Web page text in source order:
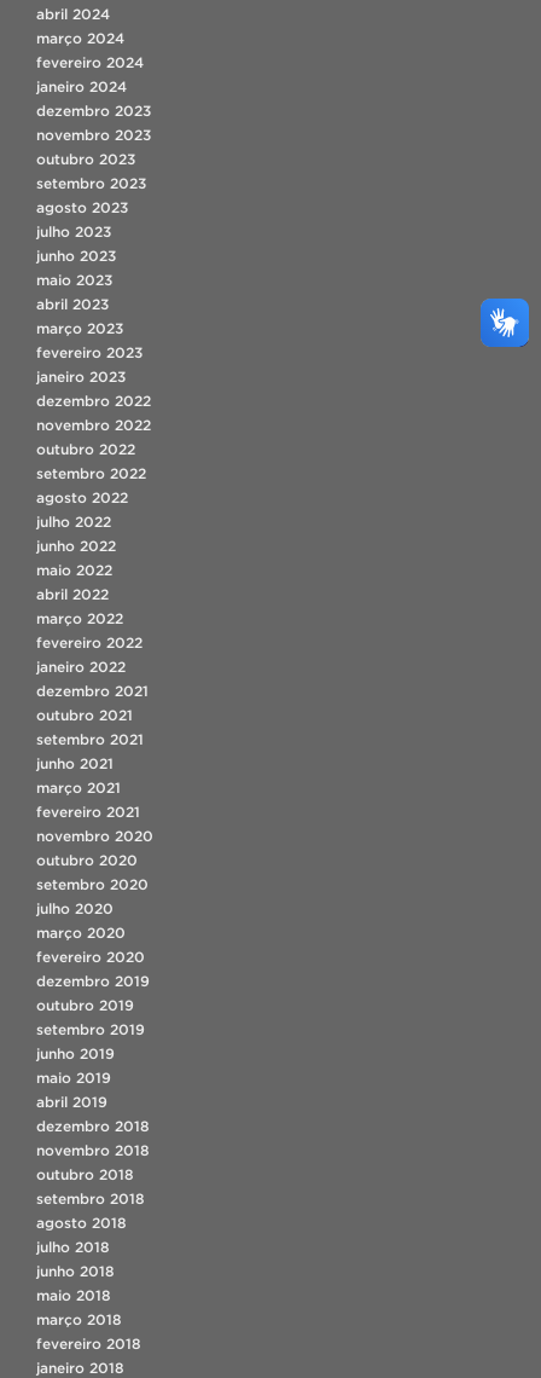
abril 2024
março 2024
fevereiro 2024
janeiro 2024
dezembro 2023
novembro 2023
outubro 2023
setembro 2023
agosto 2023
julho 2023
junho 2023
maio 2023
abril 2023
março 2023
fevereiro 2023
janeiro 2023
dezembro 2022
novembro 2022
outubro 2022
setembro 2022
agosto 2022
julho 2022
junho 2022
maio 2022
abril 2022
março 2022
fevereiro 2022
janeiro 2022
dezembro 2021
outubro 2021
setembro 2021
junho 2021
março 2021
fevereiro 2021
novembro 2020
outubro 2020
setembro 2020
julho 2020
março 2020
fevereiro 2020
dezembro 2019
outubro 2019
setembro 2019
junho 2019
maio 2019
abril 2019
dezembro 2018
novembro 2018
outubro 2018
setembro 2018
agosto 2018
julho 2018
junho 2018
maio 2018
março 2018
fevereiro 2018
janeiro 2018